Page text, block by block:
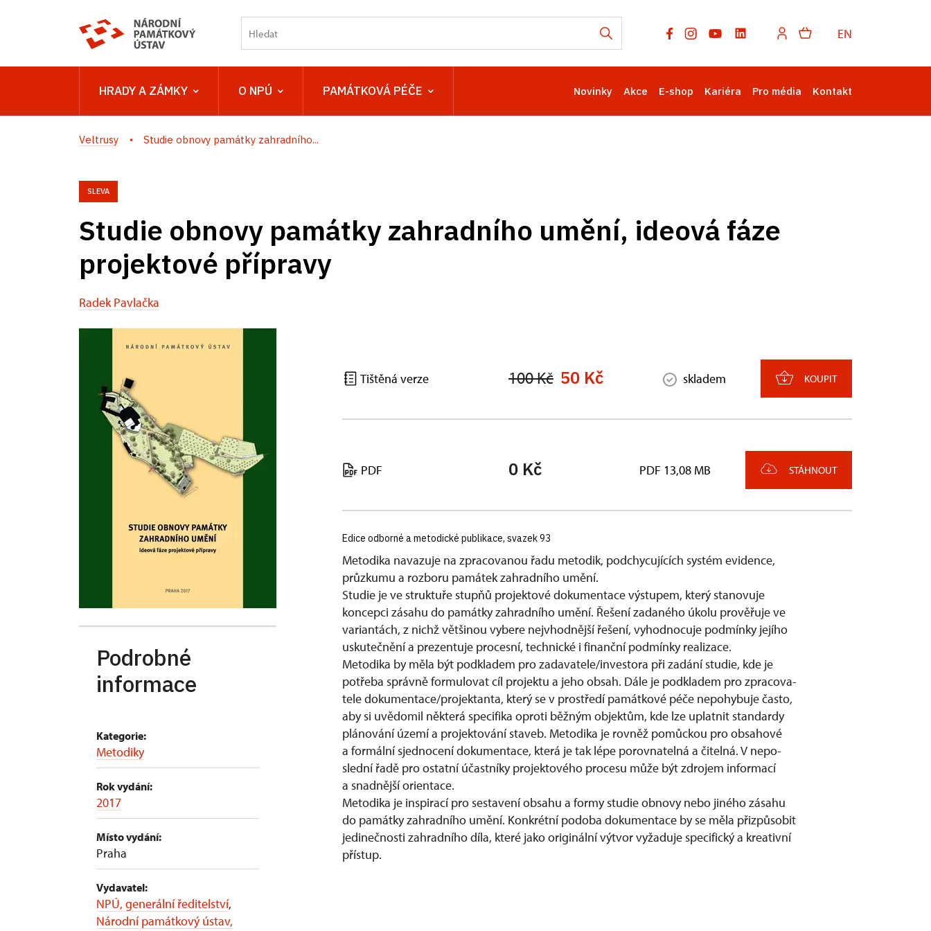
EN
HRADY A ZÁMKY O NPÚ PAMÁTKOVÁ PÉČE Novinky Akce E-shop Kariéra Pro média Kontakt
Veltrusy Studie obnovy památky zahradního...
SLEVA
Studie obnovy památky zahradního umění, ideová fáze
projektové přípravy
Radek Pavlačka
Podrobné
informace
Kategorie:
Metodiky
Rok vydání:
2017
Místo vydání:
Praha
Vydavatel:
NPÚ, generální ředitelství,
Národní památkový ústav,
Tištěná verze 100 Kč 50 Kč skladem KOUPIT
PDF 0 Kč PDF 13,08 MB STÁHNOUT
Edice odborné a metodické publikace, svazek 93
Metodika navazuje na zpracovanou řadu metodik, podchycujících systém evidence,
průzkumu a rozboru památek zahradního umění.
Studie je ve struktuře stupňů projektové dokumentace výstupem, který stanovuje
koncepci zásahu do památky zahradního umění. Řešení zadaného úkolu prověřuje ve
variantách, z nichž většinou vybere nejvhodnější řešení, vyhodnocuje podmínky jejího
uskutečnění a prezentuje procesní, technické i finanční podmínky realizace.
Metodika by měla být podkladem pro zadavatele/investora při zadání studie, kde je
potřeba správně formulovat cíl projektu a jeho obsah. Dále je podkladem pro zpracova-
tele dokumentace/projektanta, který se v prostředí památkové péče nepohybuje často,
aby si uvědomil některá specifika oproti běžným objektům, kde lze uplatnit standardy
plánování území a projektování staveb. Metodika je rovněž pomůckou pro obsahové
a formální sjednocení dokumentace, která je tak lépe porovnatelná a čitelná. V nepo-
slední řadě pro ostatní účastníky projektového procesu může být zdrojem informací
a snadnější orientace.
Metodika je inspirací pro sestavení obsahu a formy studie obnovy nebo jiného zásahu
do památky zahradního umění. Konkrétní podoba dokumentace by se měla přizpůsobit
jedinečnosti zahradního díla, které jako originální výtvor vyžaduje specifický a kreativní
přístup.